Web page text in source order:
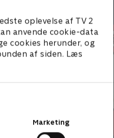
oplevelse af TV 2
anvende cookie-data
cookies herunder, og
af siden. Læs
Marketing